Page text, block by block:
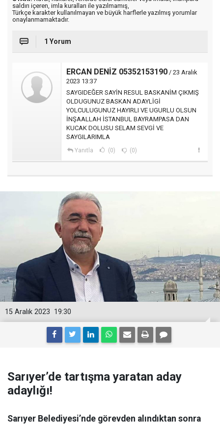
saldırı içeren, imla kuralları ile yazılmamış,
Türkçe karakter kullanılmayan ve büyük harflerle yazılmış yorumlar
onaylanmamaktadır.
1 Yorum
ERCAN DENİZ 05352153190 / 23 Aralık
2023 13:37
SAYGIDEĞER SAYİN RESUL BASKANİM ÇIKMIŞ
OLDUGUNUZ BASKAN ADAYLİGİ
YOLCULUGUNUZ HAYIRLI VE UGURLU OLSUN
İNŞAALLAH İSTANBUL BAYRAMPASA DAN
KUCAK DOLUSU SELAM SEVGİ VE
SAYGILARIMLA
Yanıtla (0) (0)
19:30
15 Aralık 2023
Sarıyer’de tartışma yaratan aday
adaylığı!
Sarıyer Belediyesi’nde görevden alındıktan sonra